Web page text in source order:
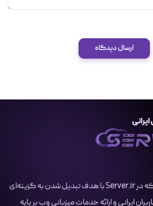
ارسال دیدگاه
بیش از یک دهه است که در Server.ir با هدف تبدیل شدن به گزینه‌ای
ایرانی و ارائه خدمات میزبانی وب بر پایه